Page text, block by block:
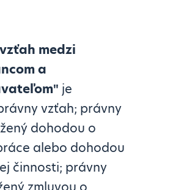
medzi
a
je
vzťah; právny
dohodou o
alebo dohodou
činnosti; právny